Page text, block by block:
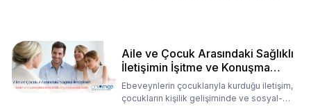
Aile ve Çocuk Arasındaki Sağlıklı
İletişimin İşitme ve Konuşma
Rehabilitasyonundaki Rolü
Ebeveynlerin çocuklarıyla kurduğu iletişim,
çocukların kişilik gelişiminde ve sosyal-